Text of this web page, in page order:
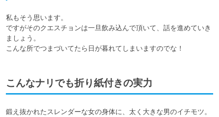
私もそう思います。
ですがそのクエスチョンは一旦飲み込んで頂いて、話を進めていき
ましょう。
こんな所でつまづいてたら日が暮れてしまいますのでな！
こんなナリでも折り紙付きの実力
鍛え抜かれたスレンダーな女の身体に、太く大きな男のイチモツ。